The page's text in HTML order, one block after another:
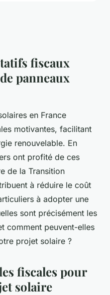
fiscaux
panneaux
en France
motivantes, facilitant
renouvelable. En
ont profité de ces
de la Transition
à réduire le coût
à adopter une
sont précisément les
comment peuvent-elles
projet solaire ?
fiscales pour
solaire